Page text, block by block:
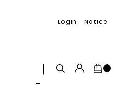
Login Notice